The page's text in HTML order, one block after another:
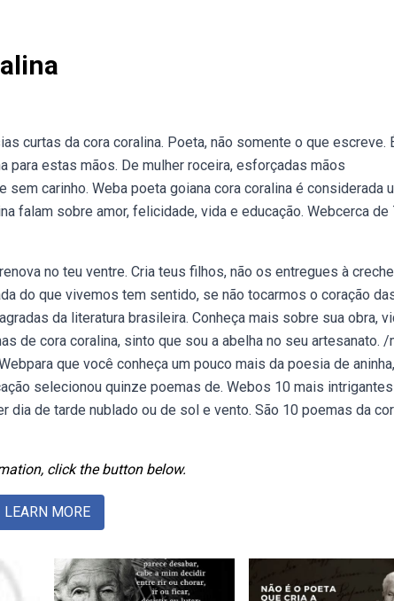
curtas da cora coralina. Poeta, não somente o que escreve.
para estas mãos. De mulher roceira, esforçadas mãos
carinho. Weba poeta goiana cora coralina é considerada
falam sobre amor, felicidade, vida e educação. Webcerca de
no teu ventre. Cria teus filhos, não os entregues à
do que vivemos tem sentido, se não tocarmos o coração
da literatura brasileira. Conheça mais sobre sua obra,
de cora coralina, sinto que sou a abelha no seu artesanato. /
que você conheça um pouco mais da poesia de aninha,
selecionou quinze poemas de. Webos 10 mais intrigantes
dia de tarde nublado ou de sol e vento. São 10 poemas da
click the button below.
LEARN MORE